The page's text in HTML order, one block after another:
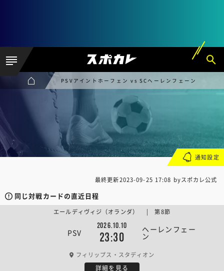
PSVアイントホーフェン vs SCヘーレンフェーン
最終更新2023-09-25 17:08 byスポカレ公式
同じ対戦カードの直近日程
PSV
2026.10.10
23:30
ヘーレンフェー
ン
エールディヴィジ（オランダ） | 第8節
フィリップス・スタディオン
詳細を見る
通知設定